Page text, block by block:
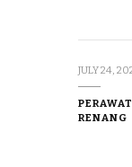
JULY 24,
RENANG